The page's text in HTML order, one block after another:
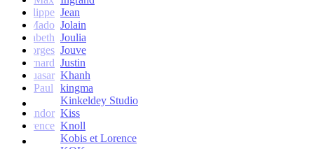
Philippe Jean
Mado Jolain
Elisabeth Joulia
Georges Jouve
Bernard Justin
Quasar Khanh
Paul
kingma
Kinkeldey Studio
Sandor Kiss
Florence Knoll
Kobis et Lorence